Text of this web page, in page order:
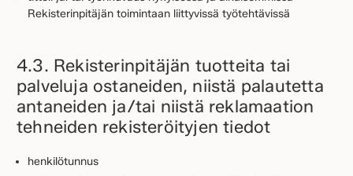
Rekisterinpitäjän toimintaan liittyvissä työtehtävissä
4.3. Rekisterinpitäjän tuotteita tai
palveluja ostaneiden, niistä palautetta
antaneiden ja/tai niistä reklamaation
tehneiden rekisteröityjen tiedot
henkilötunnus